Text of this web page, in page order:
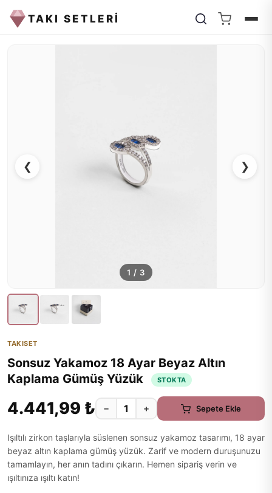
TAKI SETLERİ
❮ ❯
1 / 3
TAKISET
Sonsuz Yakamoz 18 Ayar Beyaz Altın
Kaplama Gümüş Yüzük
STOKTA
4.441,99 ₺ − + Sepete Ekle
Işıltılı zirkon taşlarıyla süslenen sonsuz yakamoz tasarımı, 18 ayar
beyaz altın kaplama gümüş yüzük. Zarif ve modern duruşunuzu
tamamlayın, her anın tadını çıkarın. Hemen sipariş verin ve
ışıltınıza ışıltı katın!